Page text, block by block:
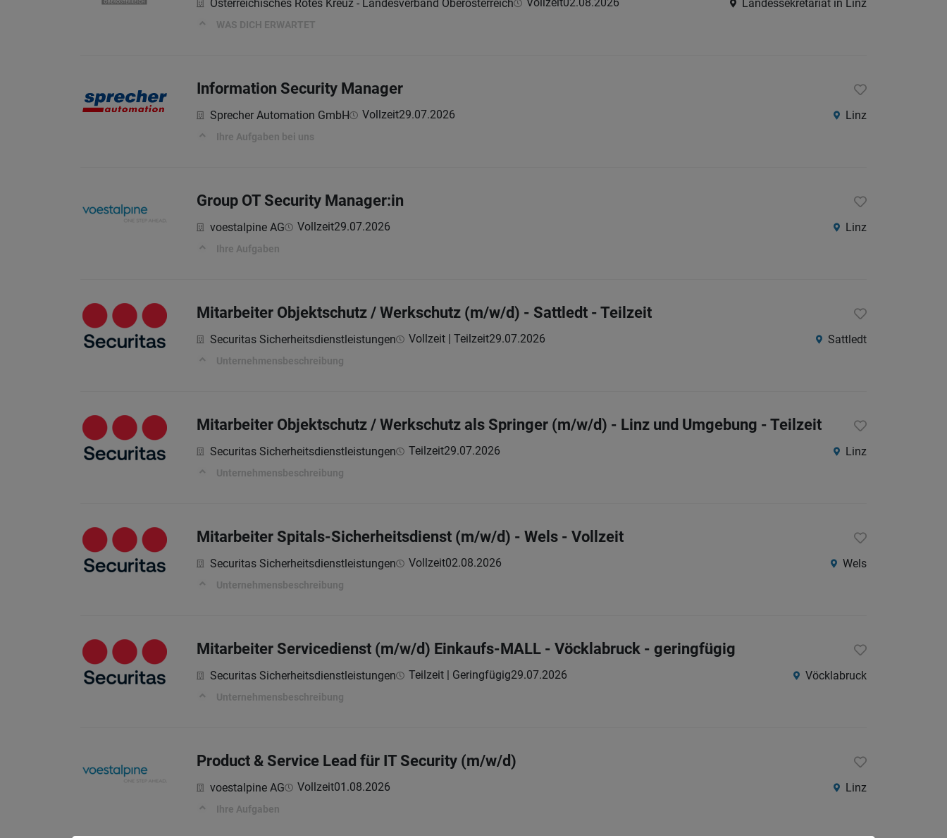
Österreichisches Rotes Kreuz - Landesverband Oberösterreich Landessekretariat in Linz
WAS DICH ERWARTET
Information Security Manager
Sprecher Automation GmbH Vollzeit29.07.2026 Linz
Ihre Aufgaben bei uns
Group OT Security Manager:in
voestalpine AG Vollzeit29.07.2026 Linz
Ihre Aufgaben
Mitarbeiter Objektschutz / Werkschutz (m/w/d) - Sattledt - Teilzeit
Securitas Sicherheitsdienstleistungen Vollzeit | Teilzeit29.07.2026 Sattledt
Unternehmensbeschreibung
Mitarbeiter Objektschutz / Werkschutz als Springer (m/w/d) - Linz und Umgebung - Teilzeit
Securitas Sicherheitsdienstleistungen Teilzeit29.07.2026 Linz
Unternehmensbeschreibung
Mitarbeiter Spitals-Sicherheitsdienst (m/w/d) - Wels - Vollzeit
Securitas Sicherheitsdienstleistungen Vollzeit02.08.2026 Wels
Unternehmensbeschreibung
Mitarbeiter Servicedienst (m/w/d) Einkaufs-MALL - Vöcklabruck - geringfügig
Securitas Sicherheitsdienstleistungen Teilzeit | Geringfügig29.07.2026 Vöcklabruck
Unternehmensbeschreibung
Product & Service Lead für IT Security (m/w/d)
voestalpine AG Vollzeit01.08.2026 Linz
Ihre Aufgaben